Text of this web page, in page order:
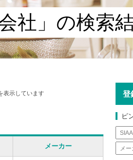
社」の検索
表示しています
メーカー
登
ピ